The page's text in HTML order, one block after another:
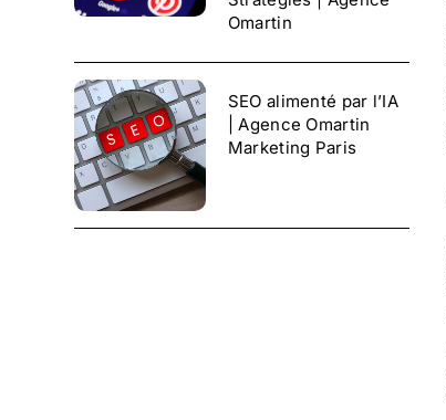
Omartin
SEO alimenté par l’IA
| Agence Omartin
Marketing Paris